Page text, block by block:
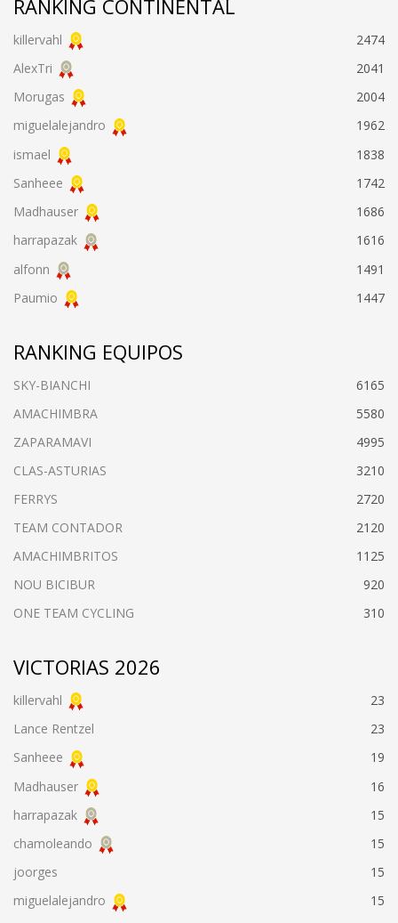
RANKING CONTINENTAL
killervahl
2474
AlexTri
2041
Morugas
2004
miguelalejandro
1962
ismael
1838
Sanheee
1742
Madhauser
1686
harrapazak
1616
alfonn
1491
Paumio
1447
RANKING EQUIPOS
SKY-BIANCHI
6165
AMACHIMBRA
5580
ZAPARAMAVI
4995
CLAS-ASTURIAS
3210
FERRYS
2720
TEAM CONTADOR
2120
AMACHIMBRITOS
1125
NOU BICIBUR
920
ONE TEAM CYCLING
310
VICTORIAS 2026
killervahl
23
Lance Rentzel
23
Sanheee
19
Madhauser
16
harrapazak
15
chamoleando
15
joorges
15
miguelalejandro
15